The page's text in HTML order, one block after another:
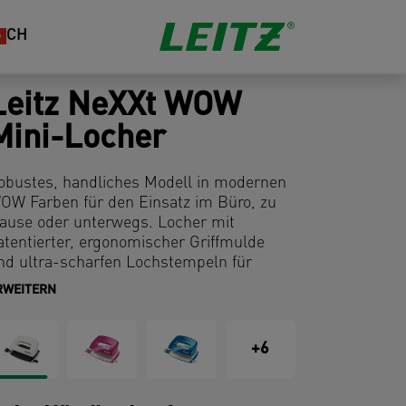
CH
NeXXt WOW
Locher
handliches Modell in modernen
Farben für den Einsatz im Büro, zu
oder unterwegs. Locher mit
ergonomischer Griffmulde
ultra-scharfen Lochstempeln für
Kraftaufwand
+6